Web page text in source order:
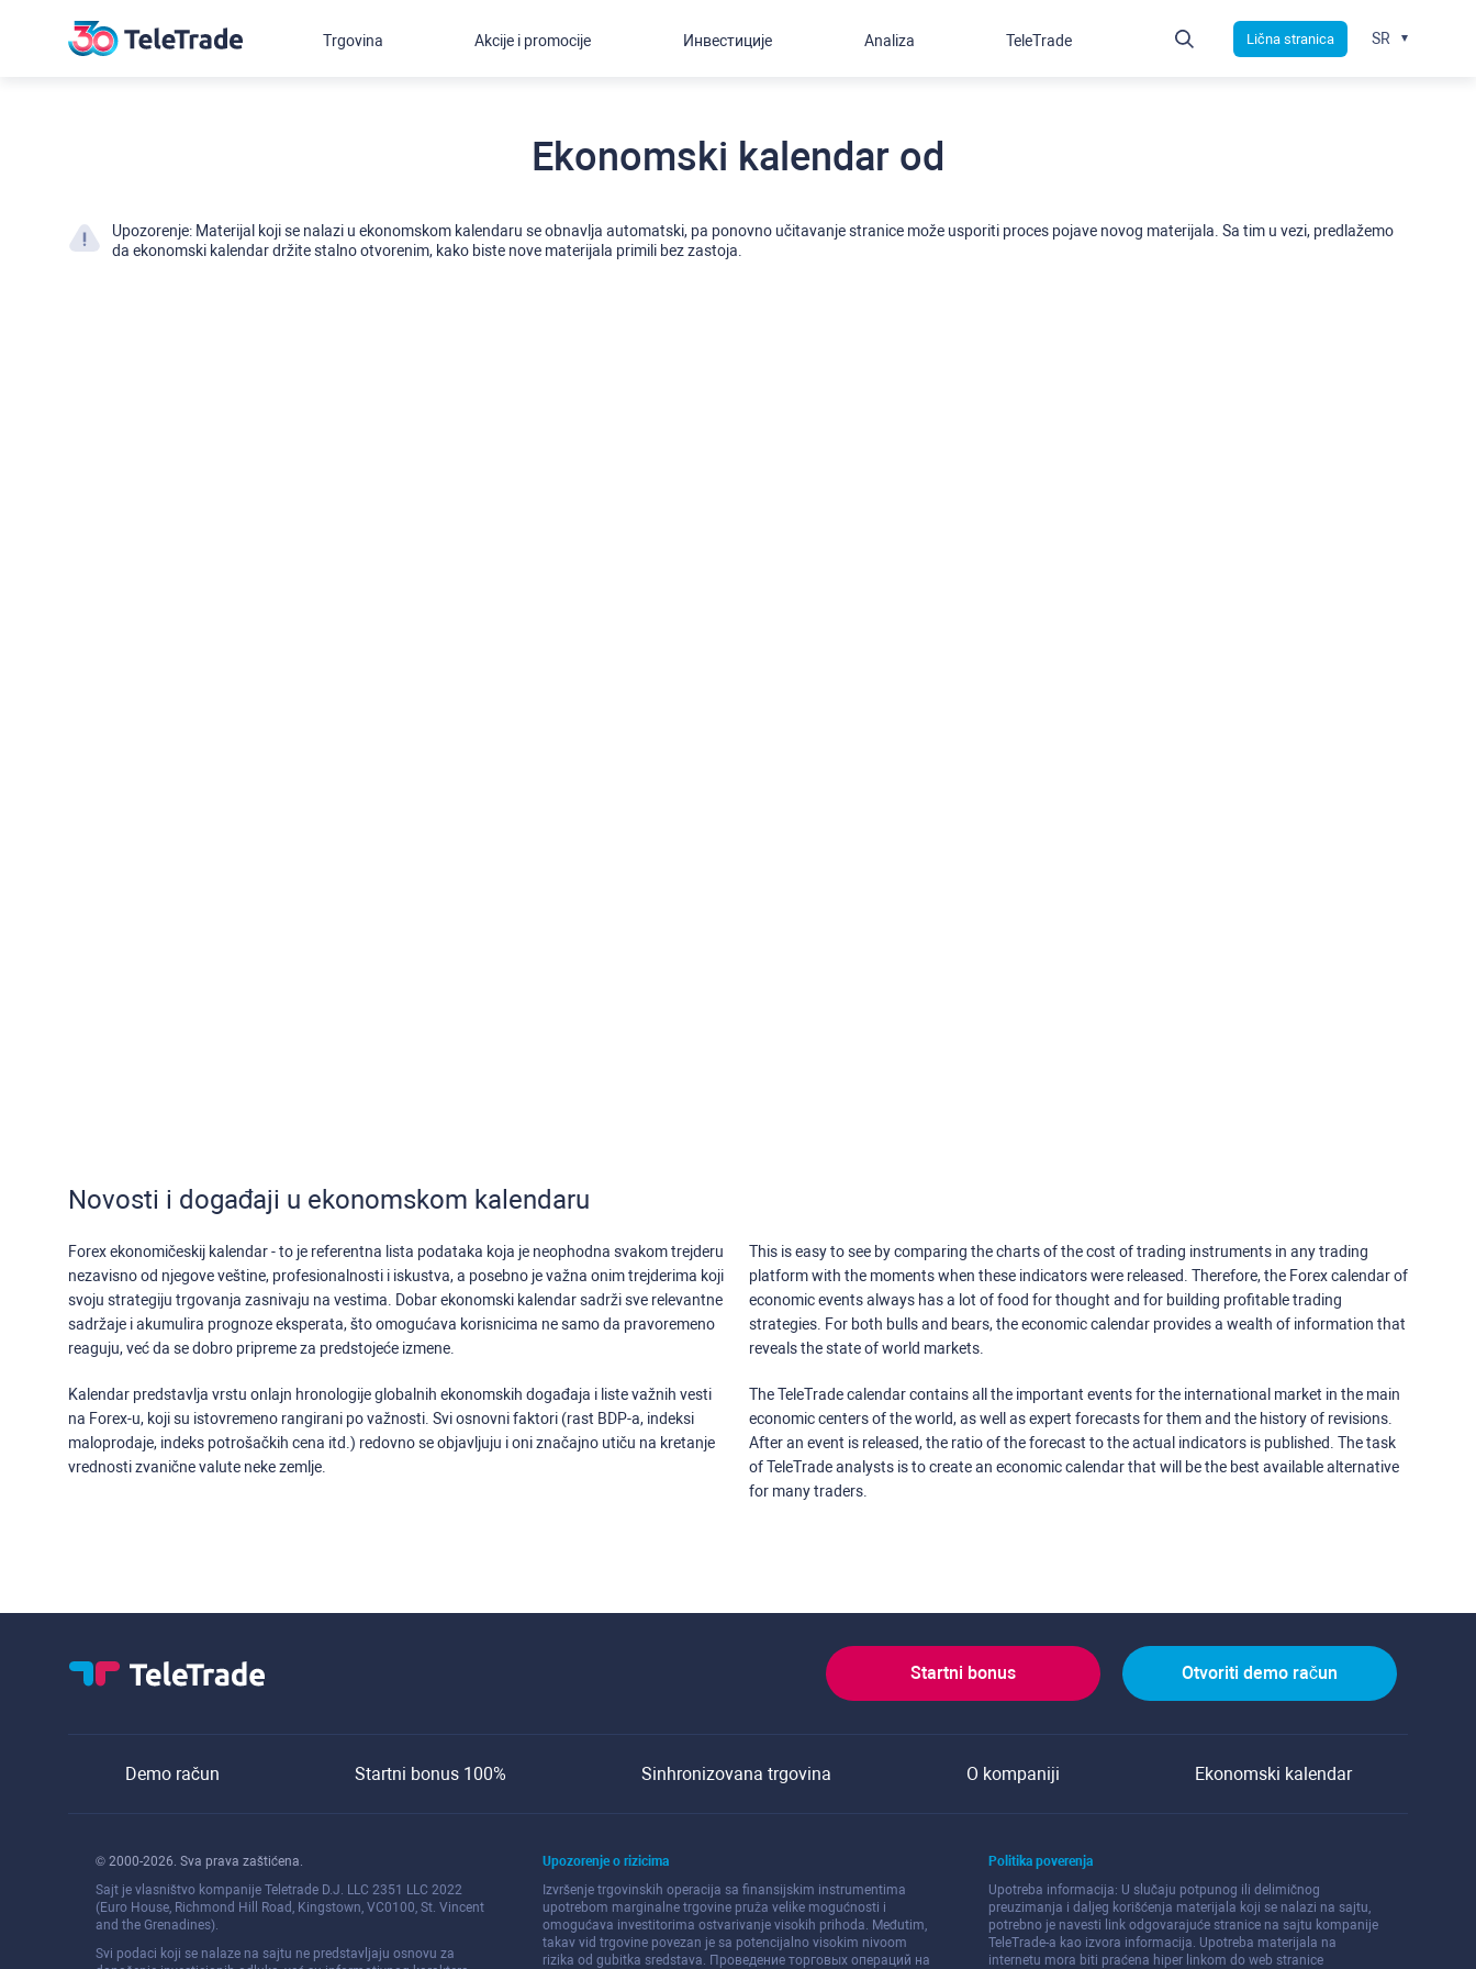
Ekonomski kalendar od
Upozorenje: Materijal koji se nalazi u ekonomskom kalendaru se obnavlja automatski, pa ponovno učitavanje stranice može usporiti proces pojave novog materijala. Sa tim u vezi, predlažemo
da ekonomski kalendar držite stalno otvorenim, kako biste nove materijala primili bez zastoja.
Novosti i događaji u ekonomskom kalendaru
Forex ekonomičeskij kalendar - to je referentna lista podataka koja je neophodna svakom trejderu
nezavisno od njegove veštine, profesionalnosti i iskustva, a posebno je važna onim trejderima koji
svoju strategiju trgovanja zasnivaju na vestima. Dobar ekonomski kalendar sadrži sve relevantne
sadržaje i akumulira prognoze eksperata, što omogućava korisnicima ne samo da pravoremeno
reaguju, već da se dobro pripreme za predstojeće izmene.
Kalendar predstavlja vrstu onlajn hronologije globalnih ekonomskih događaja i liste važnih vesti
na Forex-u, koji su istovremeno rangirani po važnosti. Svi osnovni faktori (rast BDP-a, indeksi
maloprodaje, indeks potrošačkih cena itd.) redovno se objavljuju i oni značajno utiču na kretanje
vrednosti zvanične valute neke zemlje.
This is easy to see by comparing the charts of the cost of trading instruments in any trading
platform with the moments when these indicators were released. Therefore, the Forex calendar of
economic events always has a lot of food for thought and for building profitable trading
strategies. For both bulls and bears, the economic calendar provides a wealth of information that
reveals the state of world markets.
The TeleTrade calendar contains all the important events for the international market in the main
economic centers of the world, as well as expert forecasts for them and the history of revisions.
After an event is released, the ratio of the forecast to the actual indicators is published. The task
of TeleTrade analysts is to create an economic calendar that will be the best available alternative
for many traders.
Trgovina Akcije i promocije Инвестиције Analiza TeleTrade Lična stranica SR
Startni bonus Otvoriti demo račun
Demo račun Startni bonus 100% Sinhronizovana trgovina O kompaniji Ekonomski kalendar
© 2000-2026. Sva prava zaštićena.
Sajt je vlasništvo kompanije Teletrade D.J. LLC 2351 LLC 2022
(Euro House, Richmond Hill Road, Kingstown, VC0100, St. Vincent
and the Grenadines).
Svi podaci koji se nalaze na sajtu ne predstavljaju osnovu za
Upozorenje o rizicima
Izvršenje trgovinskih operacija sa finansijskim instrumentima
upotrebom marginalne trgovine pruža velike mogućnosti i
omogućava investitorima ostvarivanje visokih prihoda. Međutim,
takav vid trgovine povezan je sa potencijalno visokim nivoom
rizika od gubitka sredstava. Проведение торговых операций на
Politika poverenja
Upotreba informacija: U slučaju potpunog ili delimičnog
preuzimanja i daljeg korišćenja materijala koji se nalazi na sajtu,
potrebno je navesti link odgovarajuće stranice na sajtu kompanije
TeleTrade-a kao izvora informacija. Upotreba materijala na
internetu mora biti praćena hiper linkom do web stranice